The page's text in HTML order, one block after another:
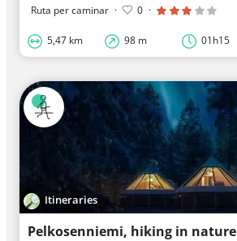
Ruta per caminar · 0 ·
5,47 km 98 m 01h15
Itineraries
Pelkosenniemi, hiking in nature